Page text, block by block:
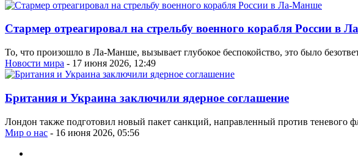
Стармер отреагировал на стрельбу военного корабля России в
То, что произошло в Ла-Манше, вызывает глубокое беспокойство, это было
Новости мира - 17 июня 2026, 12:49
Британия и Украина заключили ядерное соглашение
Лондон также подготовил новый пакет санкций, направленный против теневого
Мир о нас - 16 июня 2026, 05:56